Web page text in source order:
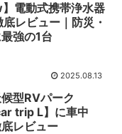
電動式携帯浄水器
レビュー｜防災・
強の1台
2025.08.13
型RVパーク
trip L】に車中
レビュー